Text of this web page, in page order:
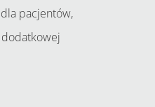
pacjentów,